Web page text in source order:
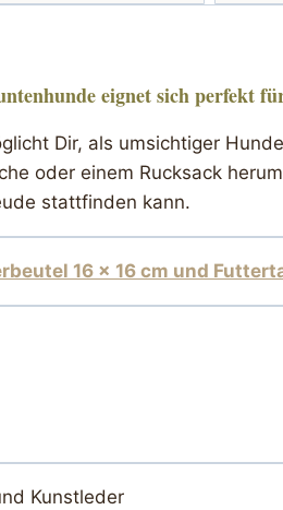
eignet sich perfekt
Dir, als umsichtiger
oder einem Rucksack
stattfinden kann.
16 x 16 cm und
Kunstleder